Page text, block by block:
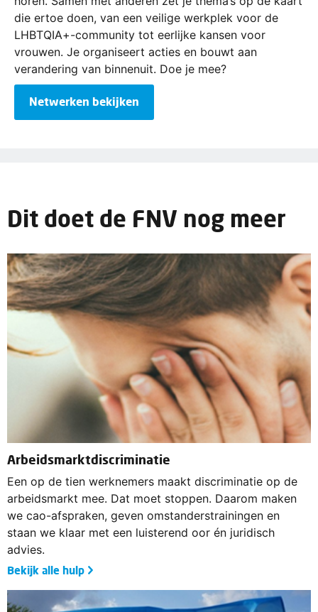
die ertoe doen, van een veilige werkplek voor de
LHBTQIA+-community tot eerlijke kansen voor
vrouwen. Je organiseert acties en bouwt aan
verandering van binnenuit. Doe je mee?
Netwerken bekijken
Dit doet de FNV nog meer
Arbeidsmarktdiscriminatie
Een op de tien werknemers maakt discriminatie op de
arbeidsmarkt mee. Dat moet stoppen. Daarom maken
we cao-afspraken, geven omstanderstrainingen en
staan we klaar met een luisterend oor én juridisch
advies.
Bekijk alle hulp